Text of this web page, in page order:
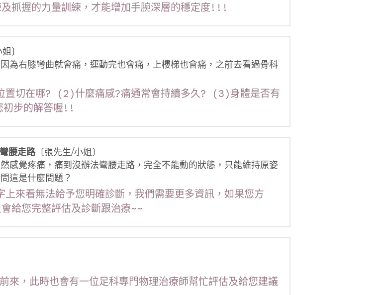
抓握的力量訓練，才能增加手腕深層的穩定度!!!
〕
為右膝彎曲就會痛，運動完也會痛，上樓梯也會痛，之前去看過骨科
切在哪? (2)什麼痛感?痛通常會持續多久? (3)身體是否有
初步的解答喔!!
腰走路〔張先生/小姐〕
感覺疼痛，痛到沒辦法彎腰走路，完全不能動的狀態，只能維持原姿
這是什麼問題？
來看無法給予您明確診斷，我們需要更多資訊，如果您方
給您完整評估及診斷跟治療~~
，此時也會有一位足科專門物理治療師幫忙評估及給您建議